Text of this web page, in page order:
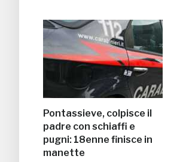
Pontassieve, colpisce il
padre con schiaffi e
pugni: 18enne finisce in
manette